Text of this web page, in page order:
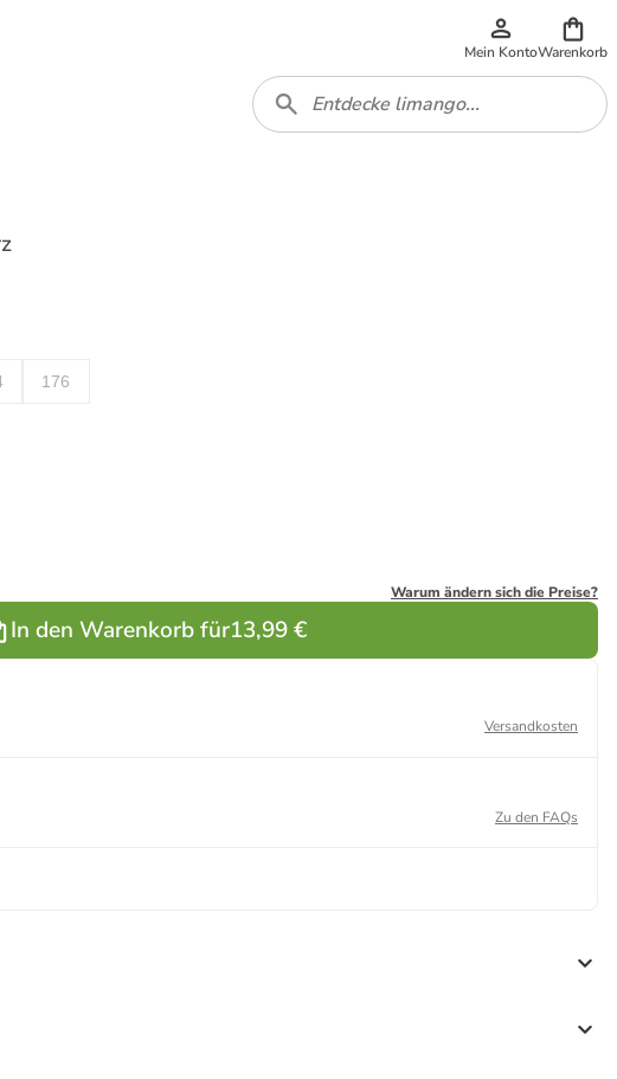
Mein KontoWarenkorb
176
Warum ändern sich die Preise?
In den Warenkorb für13,99 €
Versandkosten
Zu den FAQs